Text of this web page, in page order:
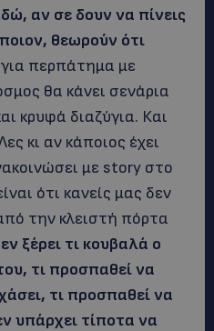
αν σε δουν να πίνεις
θεωρούν ότι
για περπάτημα με
θα κάνει σενάρια
κρυφά διαζύγια. Και
κι αν κάποιος έχει
με story στο
ότι κανείς μας δεν
την κλειστή πόρτα
ξέρει τι κουβαλά ο
τι προσπαθεί να
τι προσπαθεί να
υπάρχει τίποτα να